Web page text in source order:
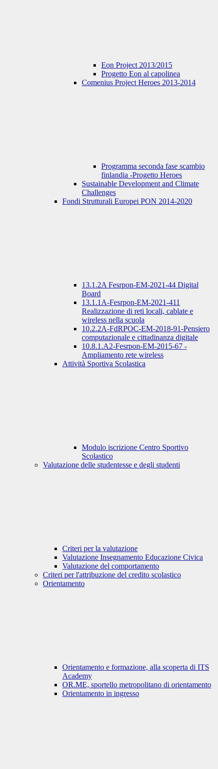
Eon Project 2013/2015
Progetto Eon al capolinea
Comenius Project Heroes 2013-2014
Programma seconda fase scambio
finlandia -Progetto Heroes
Sustainable Development and Climate
Challenges
Fondi Strutturali Europei PON 2014-2020
13.1.2A Fesrpon-EM-2021-44 Digital
Board
13.1.1A-Fesrpon-EM-2021-411
Realizzazione di reti locali, cablate e
wireless nella scuola
10.2.2A-FdRPOC-EM-2018-91-Pensiero
computazionale e cittadinanza digitale
10.8.1.A2-Fesrpon-EM-2015-67 -
Ampliamento rete wireless
Attività Sportiva Scolastica
Modulo iscrizione Centro Sportivo
Scolastico
Valutazione delle studentesse e degli studenti
Criteri per la valutazione
Valutazione Insegnamento Educazione Civica
Valutazione del comportamento
Criteri per l'attribuzione del credito scolastico
Orientamento
Orientamento e formazione, alla scoperta di ITS
Academy
OR.ME, sportello metropolitano di orientamento
Orientamento in ingresso